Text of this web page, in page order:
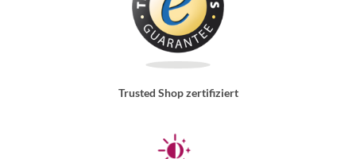
Trusted Shop zertifiziert